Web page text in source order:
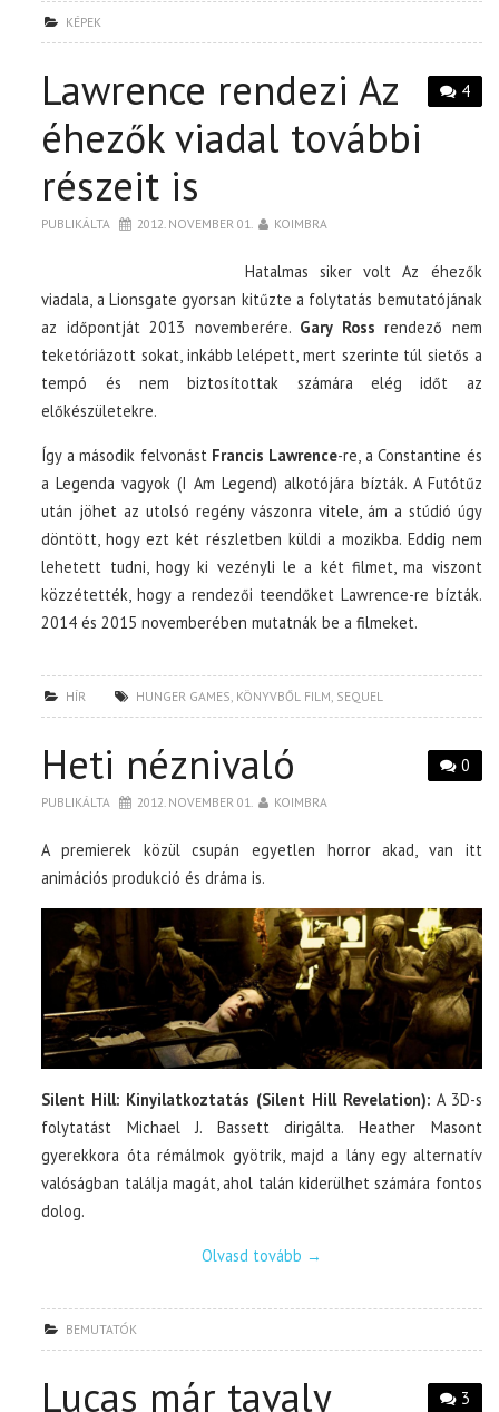
KÉPEK
4
Lawrence rendezi Az
éhezők viadal további
részeit is
PUBLIKÁLTA 2012. NOVEMBER 01. KOIMBRA
Hatalmas siker volt Az éhezők
viadala, a Lionsgate gyorsan kitűzte a folytatás bemutatójának
az időpontját 2013 novemberére. Gary Ross rendező nem
teketóriázott sokat, inkább lelépett, mert szerinte túl sietős a
tempó és nem biztosítottak számára elég időt az
előkészületekre.
Így a második felvonástFrancis Lawrence-re, a Constantine és
a Legenda vagyok (I Am Legend) alkotójára bízták. A Futótűz
után jöhet az utolsó regény vászonra vitele, ám a stúdió úgy
döntött, hogy ezt két részletben küldi a mozikba. Eddig nem
lehetett tudni, hogy ki vezényli le a két filmet, ma viszont
közzétették, hogy a rendezői teendőket Lawrence-re bízták.
2014 és 2015 novemberében mutatnák be a filmeket.
HÍR HUNGER GAMES, KÖNYVBŐL FILM, SEQUEL
0
Heti néznivaló
PUBLIKÁLTA 2012. NOVEMBER 01. KOIMBRA
A premierek közül csupán egyetlen horror akad, van itt
animációs produkció és dráma is.
Silent Hill: Kinyilatkoztatás (Silent Hill Revelation):A 3D-s
folytatást Michael J. Bassett dirigálta. Heather Masont
gyerekkora óta rémálmok gyötrik, majd a lány egy alternatív
valóságban találja magát, ahol talán kiderülhet számára fontos
dolog.
Olvasd tovább →
BEMUTATÓK
3
Lucas már tavaly